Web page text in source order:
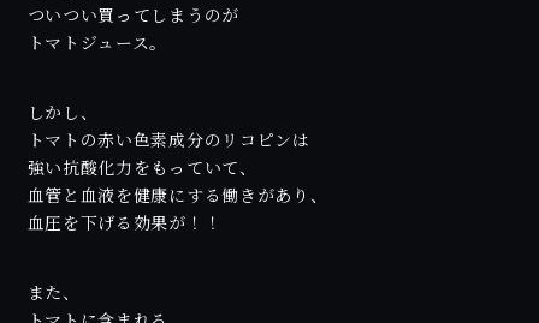
ついつい買ってしまうのが
トマトジュース。
しかし、
トマトの赤い色素成分のリコピンは
強い抗酸化力をもっていて、
血管と血液を健康にする働きがあり、
血圧を下げる効果が！！
また、